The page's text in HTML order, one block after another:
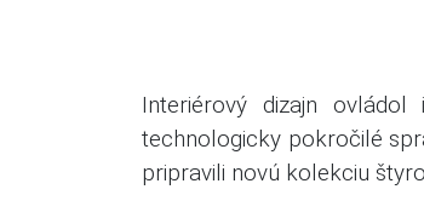
Interiérový dizajn
technologicky pokročilé
pripravili novú kolekciu